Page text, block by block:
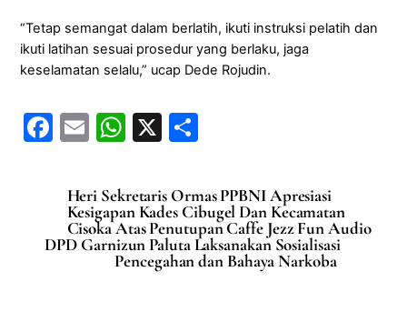
“Tetap semangat dalam berlatih, ikuti instruksi pelatih dan
ikuti latihan sesuai prosedur yang berlaku, jaga
keselamatan selalu,” ucap Dede Rojudin.
F
c
e
b
E
ai
l
W
at
s
A
p
X
ar
e
Heri Sekretaris Ormas PPBNI Apresiasi
Kesigapan Kades Cibugel Dan Kecamatan
Cisoka Atas Penutupan Caffe Jezz Fun Audio
DPD Garnizun Paluta Laksanakan Sosialisasi
Pencegahan dan Bahaya Narkoba